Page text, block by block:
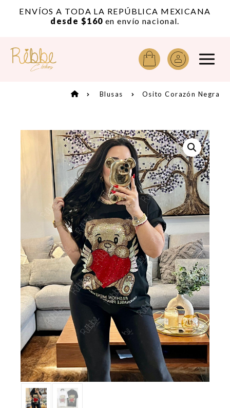
ENVÍOS A TODA LA REPÚBLICA MEXICANA
desde $160 en envío nacional.
Blusas Osito Corazón Negra